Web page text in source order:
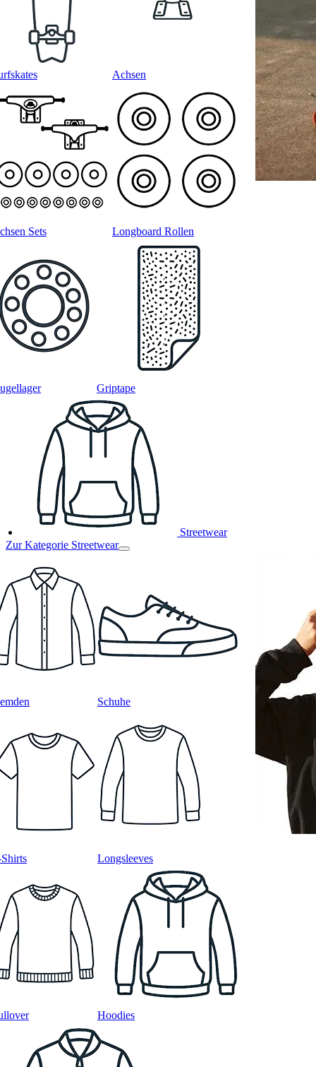
Achsen
Sets Longboard Rollen
Griptape
Streetwear
Zur Kategorie Streetwear
Schuhe
Longsleeves
Hoodies